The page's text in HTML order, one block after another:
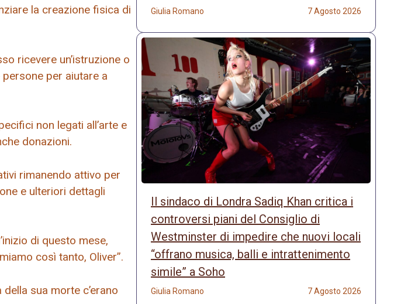
la creazione fisica di
ricevere un’istruzione o
per aiutare a
non legati all’arte e
donazioni.
rimanendo attivo per
e ulteriori dettagli
di questo mese,
così tanto, Oliver”.
sua morte c’erano
Giulia Romano 7 Agosto 2026
Il sindaco di Londra Sadiq Khan critica i
controversi piani del Consiglio di
Westminster di impedire che nuovi locali
“offrano musica, balli e intrattenimento
simile” a Soho
Giulia Romano 7 Agosto 2026